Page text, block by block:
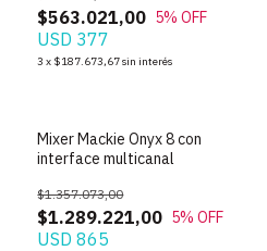
$563.021,00 5% OFF
USD 377
3 x $187.673,67sin interés
SIN STOCK
Mixer Mackie Onyx 8 con
interface multicanal
$1.289.221,00
$1.357.073,00
5% OFF
USD 865